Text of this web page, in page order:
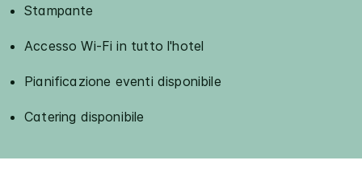
Stampante
Accesso Wi-Fi in tutto l'hotel
Pianificazione eventi disponibile
Catering disponibile